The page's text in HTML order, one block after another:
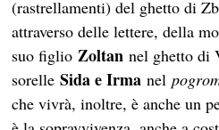
(rastrellamenti) del ghetto di
attraverso delle lettere, della
suo figlioZoltan nel ghetto di
sorelleSida e Irmanel
che vivrà, inoltre, è anche un